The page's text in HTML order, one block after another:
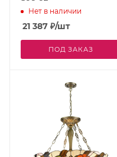
Нет в наличии
21 387 ₽/шт
ПОД ЗАКАЗ